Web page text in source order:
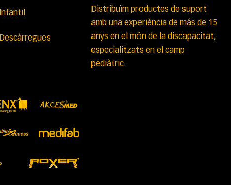
Infantil
Descàrregues
Distribuïm productes de suport
amb una experiència de más de 15
anys en el món de la discapacitat,
especialitzats en el camp
pediàtric.